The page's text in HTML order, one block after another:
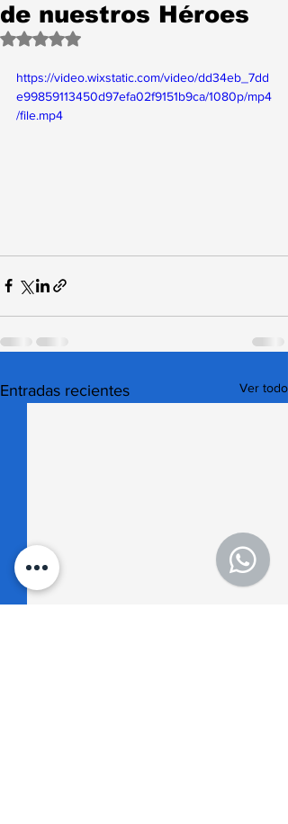
de nuestros Héroes
Obtuvo NaN de 5 estrellas.
https://video.wixstatic.com/video/dd34eb_7dd
e99859113450d97efa02f9151b9ca/1080p/mp4
/file.mp4
Entradas recientes Ver todo